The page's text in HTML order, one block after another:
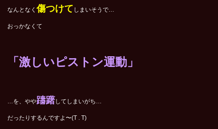
なんとなく 傷つけて しまいそうで…
おっかなくて
「激しいピストン運動」
…を、やや躊躇してしまいがち…
だったりするんですよ〜(T . T)